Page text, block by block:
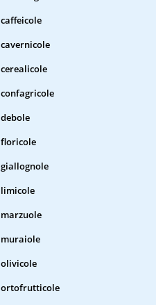
caffeicole
cavernicole
cerealicole
confagricole
debole
floricole
giallognole
limicole
marzuole
muraiole
olivicole
ortofrutticole